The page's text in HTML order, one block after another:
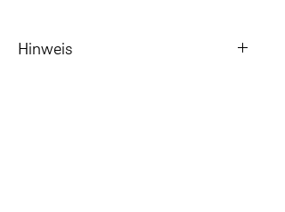
Hinweis